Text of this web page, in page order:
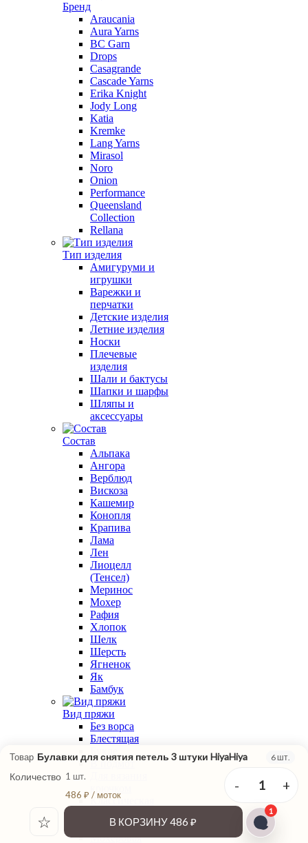
Бренд
Araucania
Aura Yarns
BC Garn
Drops
Casagrande
Cascade Yarns
Erika Knight
Jody Long
Katia
Kremke
Lang Yarns
Mirasol
Noro
Onion
Performance
Queensland
Collection
Rellana
Тип изделия
Амигуруми и
игрушки
Варежки и
перчатки
Детские изделия
Летние изделия
Носки
Плечевые
изделия
Шали и бактусы
Шапки и шарфы
Шляпы и
аксессуары
Состав
Альпака
Ангора
Верблюд
Вискоза
Кашемир
Конопля
Крапива
Лама
Лен
Лиоцелл
(Тенсел)
Меринос
Мохер
Рафия
Хлопок
Шелк
Шерсть
Ягненок
Як
Бамбук
Вид пряжи
Без ворса
Блестящая
В подмот
Классическая
Меланжевая
Мохеровая
Товар Булавки для снятия петель 3 штуки HiyaHiya 6 шт.
Количество 1 шт.
486 ₽ / моток
- 1 +
☆ В КОРЗИНУ486 ₽
1